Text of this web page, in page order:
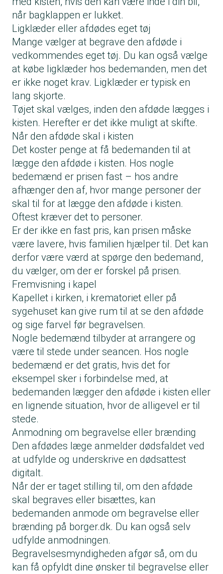
når bagklappen er lukket.
Ligklæder eller afdødes eget tøj
Mange vælger at begrave den afdøde i
vedkommendes eget tøj. Du kan også vælge
at købe ligklæder hos bedemanden, men det
er ikke noget krav. Ligklæder er typisk en
lang skjorte.
Tøjet skal vælges, inden den afdøde lægges i
kisten. Herefter er det ikke muligt at skifte.
Når den afdøde skal i kisten
Det koster penge at få bedemanden til at
lægge den afdøde i kisten. Hos nogle
bedemænd er prisen fast – hos andre
afhænger den af, hvor mange personer der
skal til for at lægge den afdøde i kisten.
Oftest kræver det to personer.
Er der ikke en fast pris, kan prisen måske
være lavere, hvis familien hjælper til. Det kan
derfor være værd at spørge den bedemand,
du vælger, om der er forskel på prisen.
Fremvisning i kapel
Kapellet i kirken, i krematoriet eller på
sygehuset kan give rum til at se den afdøde
og sige farvel før begravelsen.
Nogle bedemænd tilbyder at arrangere og
være til stede under seancen. Hos nogle
bedemænd er det gratis, hvis det for
eksempel sker i forbindelse med, at
bedemanden lægger den afdøde i kisten eller
en lignende situation, hvor de alligevel er til
stede.
Anmodning om begravelse eller brænding
Den afdødes læge anmelder dødsfaldet ved
at udfylde og underskrive en dødsattest
digitalt.
Når der er taget stilling til, om den afdøde
skal begraves eller bisættes, kan
bedemanden anmode om begravelse eller
brænding på borger.dk. Du kan også selv
udfylde anmodningen.
Begravelsesmyndigheden afgør så, om du
kan få opfyldt dine ønsker til begravelse eller